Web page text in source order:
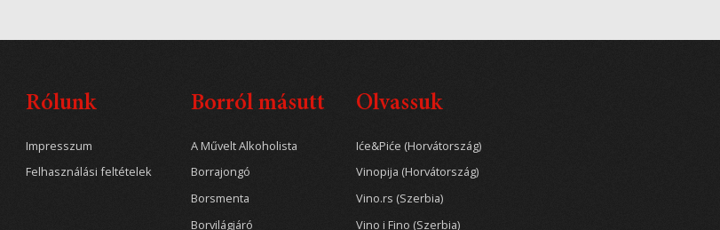
Rólunk
Impresszum
Felhasználási feltételek
Borról másutt
A Művelt Alkoholista
Borrajongó
Borsmenta
Borvilágjáró
Olvassuk
Iće&Piće (Horvátország)
Vinopija (Horvátország)
Vino.rs (Szerbia)
Vino i Fino (Szerbia)